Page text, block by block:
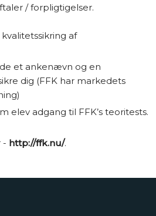
/ forpligtigelser.
af
et ankenævn og en
dig (FFK har markedets
elev adgang til FFK’s teoritests.
- http://ffk.nu/.